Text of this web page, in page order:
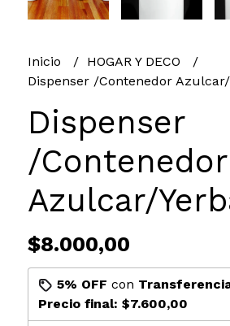
Inicio
HOGAR Y DECO
Dispenser /Contenedor
Dispenser
/Contenedor
Azulcar/
$8.000,00
5% OFF con
Precio final: $7.600,00